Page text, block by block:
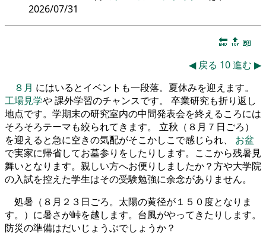
2026/07/31
🔚 🔝 📖
◀ 戻る 10進む ▶
８月 にはいるとイベントも一段落。夏休みを迎えます。
工場見学や 課外学習のチャンスです。 卒業研究も折り返し
地点です。学期末の研究室内の中間発表会を終えるころには
そろそろテーマも絞られてきます。 立秋（８月７日ごろ）
を迎えると急に空きの気配がそこかしこで感じられ、 お盆
で実家に帰省してお墓参りをしたりします。ここから残暑見
舞いとなります。親しい方へお便りしましたか？方や大学院
の入試を控えた学生はその受験勉強に余念がありません。
処暑（８月２３日ごろ。太陽の黄径が１５０度となりま
す。）に暑さが峠を越します。台風がやってきたりします。
防災の準備はだいじょうぶでしょうか？